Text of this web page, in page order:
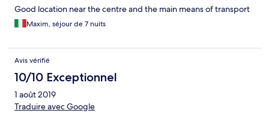
Good location near the centre and the main means of transport
Maxim, séjour de 7 nuits
Avis vérifié
10/10 Exceptionnel
1 août 2019
Traduire avec Google